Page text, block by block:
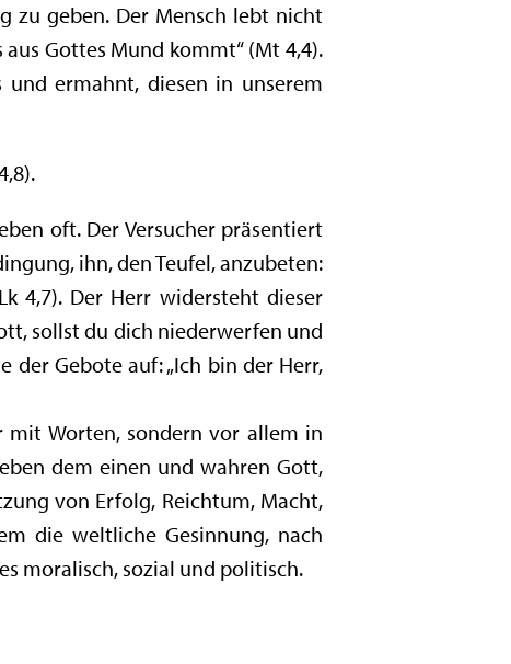
zu geben. Der Mensch lebt nicht
Gottes Mund kommt“ (Mt 4,4).
ermahnt, diesen in unserem
oft. Der Versucher präsentiert
ihn, den Teufel, anzubeten:
4,7). Der Herr widersteht dieser
sollst du dich niederwerfen und
der Gebote auf: „Ich bin der Herr,
Worten, sondern vor allem in
dem einen und wahren Gott,
von Erfolg, Reichtum, Macht,
die weltliche Gesinnung, nach
moralisch, sozial und politisch.